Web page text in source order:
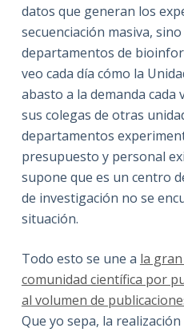
datos que generan los
secuenciación masiva,
departamentos de
veo cada día cómo la
abasto a la demanda cada
sus colegas de otras
departamentos
presupuesto y personal
supone que es un centro
de investigación no se
situación.
Todo esto se une a la
comunidad científica por
al volumen de
Que yo sepa, la